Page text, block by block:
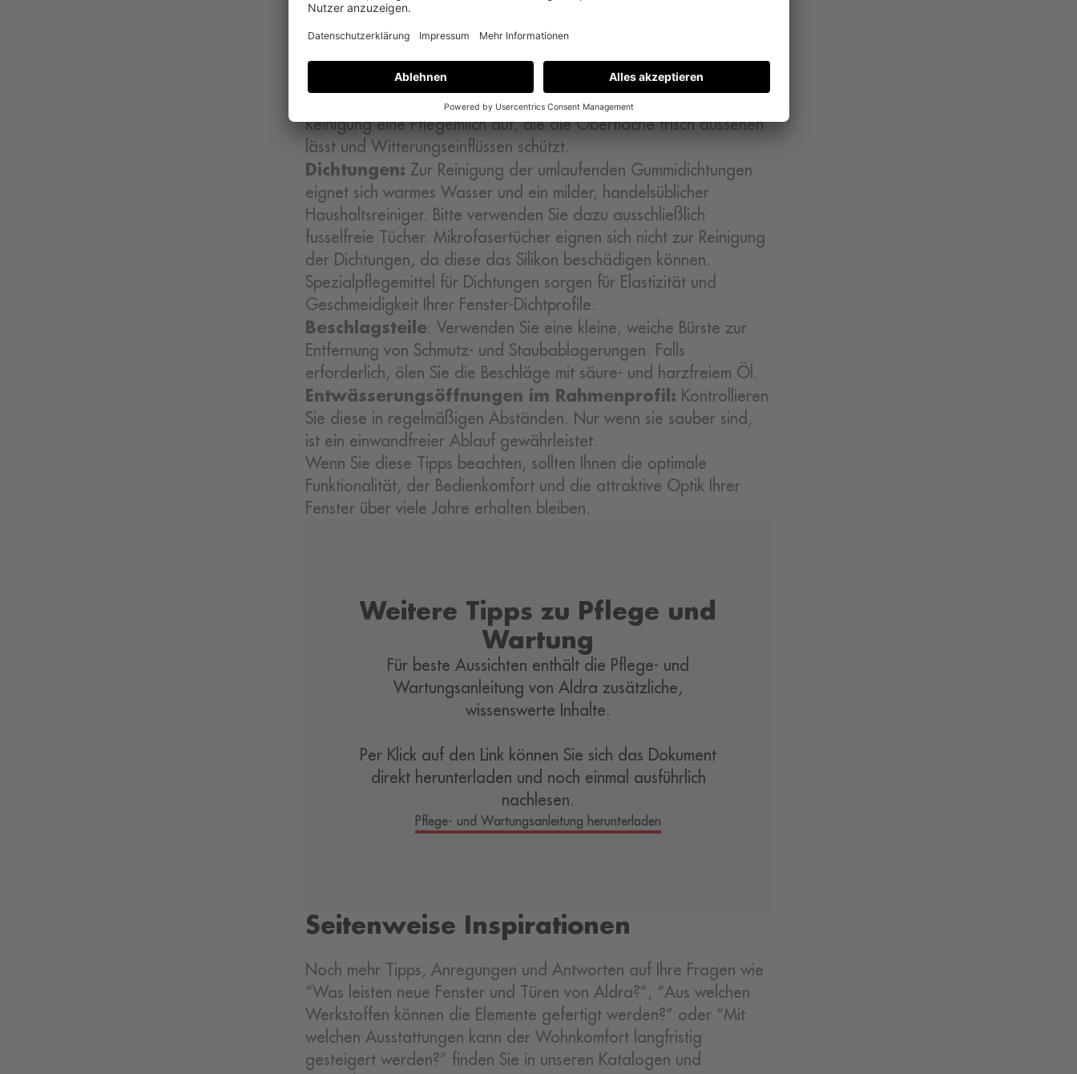
Bei Fenstern aus Holz
Verunreinigungen an der Außenseite mit einem Schwamm und
warmem Wasser mühelos entfernen. Verzichten Sie auf den Einsatz
chemischer Reinigungsmittel, Stahlwolle und Scheuerschwämme, um
Schäden an der Beschichtung zu vermeiden. Tragen Sie nach der
Reinigung eine Pflegemilch auf, die die Oberfläche frisch aussehen
lässt und Witterungseinflüssen schützt.
Dichtungen: Zur Reinigung der umlaufenden Gummidichtungen
eignet sich warmes Wasser und ein milder, handelsüblicher
Haushaltsreiniger. Bitte verwenden Sie dazu ausschließlich
fusselfreie Tücher. Mikrofasertücher eignen sich nicht zur Reinigung
der Dichtungen, da diese das Silikon beschädigen können.
Spezialpflegemittel für Dichtungen sorgen für Elastizität und
Geschmeidigkeit Ihrer Fenster-Dichtprofile.
Beschlagsteile: Verwenden Sie eine kleine, weiche Bürste zur
Entfernung von Schmutz- und Staubablagerungen. Falls
erforderlich, ölen Sie die Beschläge mit säure- und harzfreiem Öl.
Entwässerungsöffnungen im Rahmenprofil: Kontrollieren
Sie diese in regelmäßigen Abständen. Nur wenn sie sauber sind,
ist ein einwandfreier Ablauf gewährleistet.
Wenn Sie diese Tipps beachten, sollten Ihnen die optimale
Funktionalität, der Bedienkomfort und die attraktive Optik Ihrer
Fenster über viele Jahre erhalten bleiben.
Weitere Tipps zu Pflege und
Wartung
Für beste Aussichten enthält die Pflege- und
Wartungsanleitung von Aldra zusätzliche,
wissenswerte Inhalte.
Per Klick auf den Link können Sie sich das Dokument
direkt herunterladen und noch einmal ausführlich
nachlesen.
Pflege- und Wartungsanleitung herunterladen
Seitenweise Inspirationen
Noch mehr Tipps, Anregungen und Antworten auf Ihre Fragen wie
“Was leisten neue Fenster und Türen von Aldra?”, “Aus welchen
Werkstoffen können die Elemente gefertigt werden?” oder “Mit
welchen Ausstattungen kann der Wohnkomfort langfristig
gesteigert werden?” finden Sie in unseren Katalogen und